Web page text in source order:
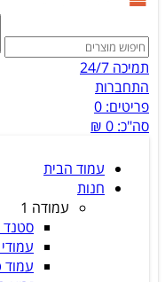
תמיכה 24/7
התחברות
פריטים: 0
סה"כ: 0 ₪
עמוד הבית
חנות
עמודה 1
סטנד
עמודי
עמוד